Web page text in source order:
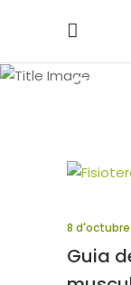
8 d'octubre
Guia